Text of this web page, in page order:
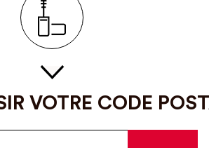
VOTRE CODE